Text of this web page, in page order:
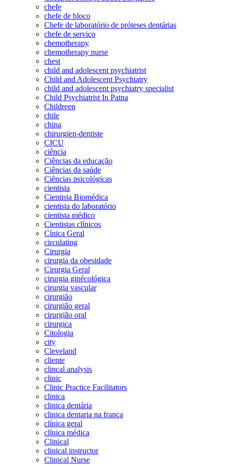
chefe
chefe de bloco
Chefe de laboratório de próteses dentárias
chefe de serviço
chemotherapy
chemotherapy nurse
chest
child and adolescent psychiatrist
Child and Adolescent Psychiatry
child and adolescent psychiatry specialist
Child Psychiatrist In Patna
Childreen
chile
china
chirurgien-dentiste
CICU
ciência
Ciências da educação
Ciências da saúde
Ciências psicológicas
cientista
Cientista Biomédica
cientista do laboratório
cientista médico
Cientistas clínicos
Cínica Geral
circulating
Cirurgia
cirurgia da obesidade
Cirurgia Geral
cirurgia ginécológica
cirurgia vascular
cirurgião
cirurgião geral
cirurgião oral
cirurgica
Citologia
city
Cleveland
cliente
clincal analysis
clinic
Clinic Practice Facilitators
clinica
clinica dentária
clinica dentaria na frança
clínica geral
clínica médica
Clinical
clinical instructor
Clinical Nurse